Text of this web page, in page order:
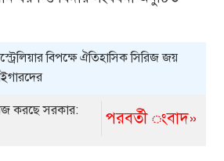
বিপক্ষে ঐতিহাসিক সিরিজ জয়
পরবর্তী ংবাদ»
করছে সরকার: